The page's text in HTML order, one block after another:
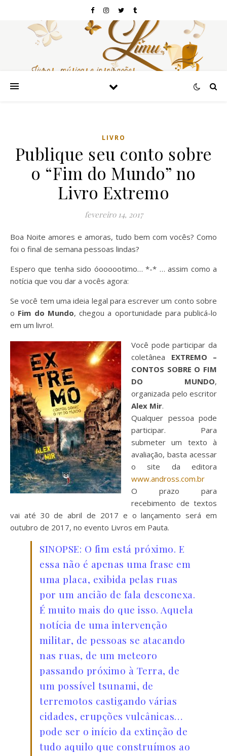
LIVRO
Publique seu conto sobre
o “Fim do Mundo” no
Livro Extremo
fevereiro 14, 2017
Boa Noite amores e amoras, tudo bem com vocês? Como
foi o final de semana pessoas lindas?
Espero que tenha sido óoooootimo… *-* … assim como a
notícia que vou dar a vocês agora:
Se você tem uma ideia legal para escrever um conto sobre
o Fim do Mundo, chegou a oportunidade para publicá-lo
em um livro!.
Você pode participar da
coletânea EXTREMO –
CONTOS SOBRE O FIM
DO MUNDO,
organizada pelo escritor
Alex Mir.
Qualquer pessoa pode
participar. Para
submeter um texto à
avaliação, basta acessar
o site da editora
www.andross.com.br
O prazo para
recebimento de textos
vai até 30 de abril de 2017 e o lançamento será em
outubro de 2017, no evento Livros em Pauta.
SINOPSE: O fim está próximo. E
essa não é apenas uma frase em
uma placa, exibida pelas ruas
por um ancião de fala desconexa.
É muito mais do que isso. Aquela
notícia de uma intervenção
militar, de pessoas se atacando
nas ruas, de um meteoro
passando próximo à Terra, de
um possível tsunami, de
terremotos castigando várias
cidades, erupções vulcânicas…
pode ser o início da extinção de
tudo aquilo que construímos ao